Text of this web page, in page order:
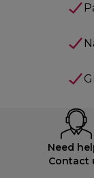
Need
Contact